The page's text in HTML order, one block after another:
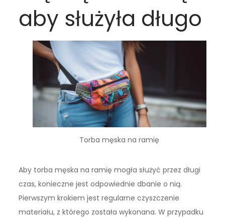
aby służyła długo
Torba męska na ramię
Aby torba męska na ramię mogła służyć przez długi
czas, konieczne jest odpowiednie dbanie o nią.
Pierwszym krokiem jest regularne czyszczenie
materiału, z którego została wykonana. W przypadku